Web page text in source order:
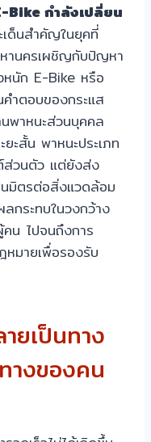
Bike กำลังเปลี่ยน
เด็นสำคัญในยุคที่
านครเผชิญกับปัญหา
หนัก E-Bike หรือ
คำตอบของกระแส
พาหนะส่วนบุคคล
ะสั้น พาหนะประเภท
ส่วนตัว แต่ยังส่ง
นมิตรต่อสิ่งแวดล้อม
กระทบในวงกว้าง
น ไปจนถึงการ
หมายเพื่อรองรับ
ยเป็นทาง
างของคน